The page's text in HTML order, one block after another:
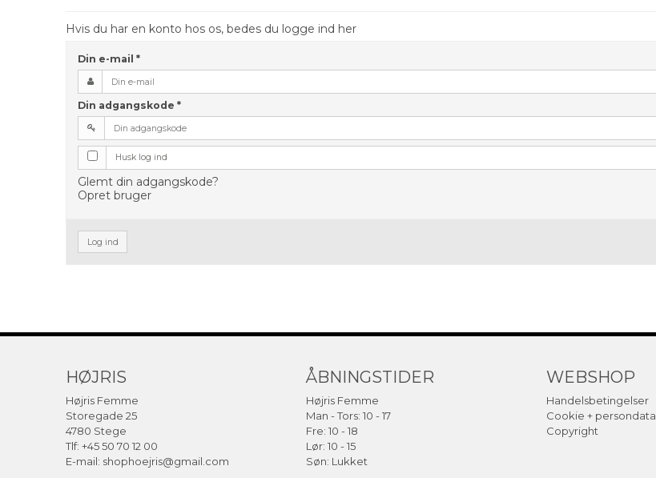
Hvis du har en konto hos os, bedes du logge ind her
Din e-mail *
Din adgangskode *
Husk log ind
Glemt din adgangskode?
Opret bruger
Log ind
HØJRIS
Højris Femme
Storegade 25
4780 Stege
Tlf: +45 50 70 12 00
E-mail: shophoejris@gmail.com
ÅBNINGSTIDER
Højris Femme
Man - Tors: 10 - 17
Fre: 10 - 18
Lør: 10 - 15
Søn: Lukket
WEBSHOP
Handelsbetingelser
Cookie + persondata
Copyright